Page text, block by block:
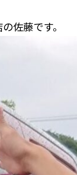
佐藤です。